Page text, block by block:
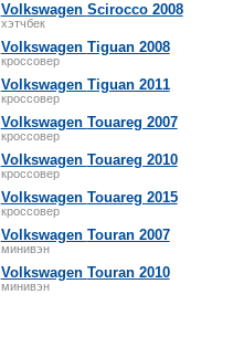
Volkswagen Scirocco 2008
хэтчбек
Volkswagen Tiguan 2008
кроссовер
Volkswagen Tiguan 2011
кроссовер
Volkswagen Touareg 2007
кроссовер
Volkswagen Touareg 2010
кроссовер
Volkswagen Touareg 2015
кроссовер
Volkswagen Touran 2007
минивэн
Volkswagen Touran 2010
минивэн